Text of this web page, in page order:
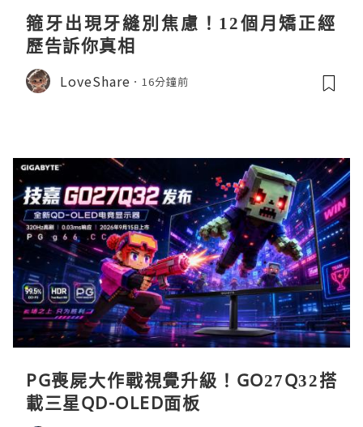
箍牙出現牙縫別焦慮！12個月矯正經
歷告訴你真相
LoveShare 16分鐘前
PG喪屍大作戰視覺升級！GO27Q32搭
載三星QD-OLED面板